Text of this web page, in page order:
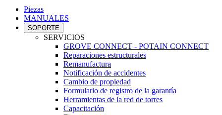
Piezas
MANUALES
SOPORTE
SERVICIOS
GROVE CONNECT - POTAIN CONNECT
Reparaciones estructurales
Remanufactura
Notificación de accidentes
Cambio de propiedad
Formulario de registro de la garantía
Herramientas de la red de torres
Capacitación